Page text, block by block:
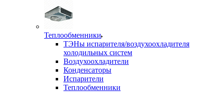
Теплообменники
ТЭНы испарителя/воздухоохладителя
холодильных систем
Воздухоохладители
Конденсаторы
Испарители
Теплообменники